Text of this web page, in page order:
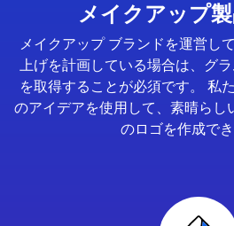
メイクアップ
メイクアップ ブランドを運営し
上げを計画している場合は、グ
を取得することが必須です。 私
のアイデアを使用して、素晴らし
のロゴを作成でき